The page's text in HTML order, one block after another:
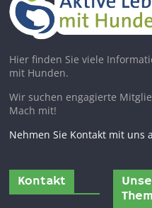
Hier finden Sie viele
mit Hunden.
Wir suchen engagierte
Mach mit!
Nehmen Sie Kontakt mit uns
Kontakt